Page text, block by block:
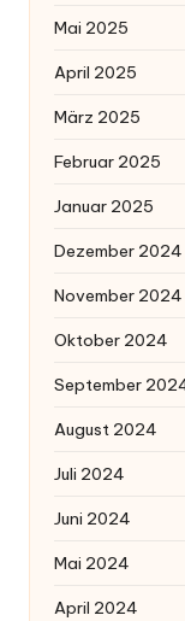
Mai 2025
April 2025
März 2025
Februar 2025
Januar 2025
Dezember 2024
November 2024
Oktober 2024
September
August 2024
Juli 2024
Juni 2024
Mai 2024
April 2024